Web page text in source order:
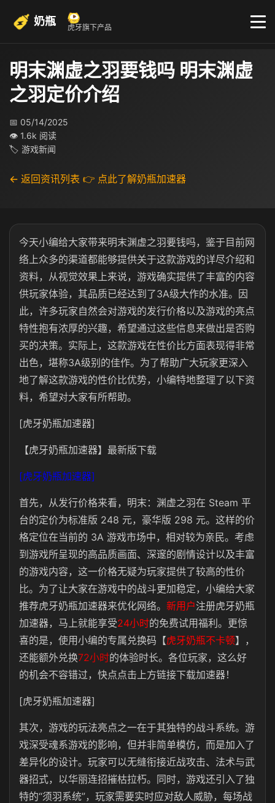
奶瓶 虎牙旗下产品
明末渊虚之羽要钱吗 明末渊虚
之羽定价介绍
📅 05/14/2025
👁 1.6k 阅读
🏷 游戏新闻
← 返回资讯列表 👉 点此了解奶瓶加速器
今天小编给大家带来明末渊虚之羽要钱吗，鉴于目前网
络上众多的渠道都能够提供关于这款游戏的详尽介绍和
资料，从视觉效果上来说，游戏确实提供了丰富的内容
供玩家体验，其品质已经达到了3A级大作的水准。因
此，许多玩家自然会对游戏的发行价格以及游戏的亮点
特性抱有浓厚的兴趣，希望通过这些信息来做出是否购
买的决策。实际上，这款游戏在性价比方面表现得非常
出色，堪称3A级别的佳作。为了帮助广大玩家更深入
地了解这款游戏的性价比优势，小编特地整理了以下资
料，希望对大家有所帮助。
[虎牙奶瓶加速器]
【虎牙奶瓶加速器】最新版下载
[虎牙奶瓶加速器]
首先，从发行价格来看，‌明末：渊虚之羽在 Steam 平
台的定价为标准版 248 元，豪华版 298 元‌。这样的价
格定位在当前的 3A 游戏市场中，相对较为亲民。考虑
到游戏所呈现的高品质画面、深邃的剧情设计以及丰富
的游戏内容，这一价格无疑为玩家提供了较高的性价
比。为了让大家在游戏中的战斗更加稳定，小编给大家
推荐虎牙奶瓶加速器来优化网络。 新用户注册虎牙奶瓶
加速器，马上就能享受24小时的免费试用福利。更惊
喜的是，使用小编的专属兑换码【虎牙奶瓶不卡顿】，
还能额外兑换72小时的体验时长。各位玩家，这么好
的机会不容错过，快点点击上方链接下载加速器！
[虎牙奶瓶加速器]
其次，游戏的玩法亮点之一在于其‌独特的战斗系统‌。游
戏深受魂系游戏的影响，但并非简单模仿，而是加入了
差异化的设计。玩家可以无缝衔接近战攻击、法术与武
器招式，以华丽连招摧枯拉朽。同时，游戏还引入了独
特的“须羽系统”，玩家需要实时应对敌人威胁，每场战